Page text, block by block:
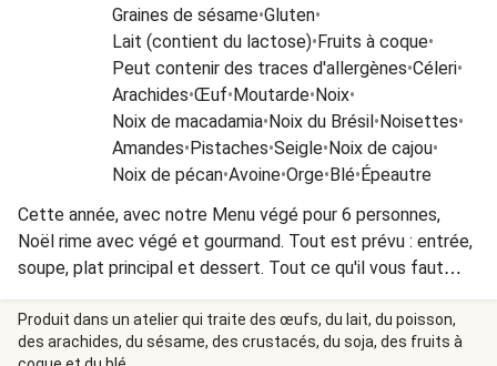
Graines de sésame•Gluten•
Lait (contient du lactose)•Fruits à coque•
Peut contenir des traces d'allergènes•Céleri•
Arachides•Œuf•Moutarde•Noix•
Noix de macadamia•Noix du Brésil•Noisettes•
Amandes•Pistaches•Seigle•Noix de cajou•
Noix de pécan•Avoine•Orge•Blé•Épeautre
Cette année, avec notre Menu végé pour 6 personnes,
Noël rime avec végé et gourmand. Tout est prévu : entrée,
soupe, plat principal et dessert. Tout ce qu'il vous faut
pour vous régaler d'un savoureux repas festif et équilibré !
Vous préférez élaborer vous-même votre menu de fête ?
Rien de plus simple, jetez un œil à notre catégorie Menu de
Produit dans un atelier qui traite des œufs, du lait, du poisson,
des arachides, du sésame, des crustacés, du soja, des fruits à